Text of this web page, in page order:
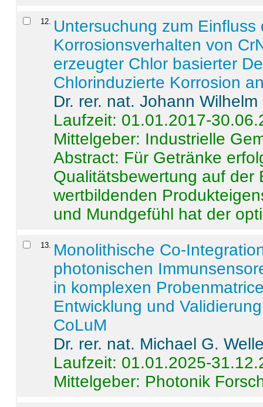
12
Untersuchung zum
Korrosionsverhalten von
erzeugter Chlor basierter
Chlorinduzierte Korrosion
Dr. rer. nat. Johann
Laufzeit: 01.01.2017-
Mittelgeber: Industrielle
Abstract: Für Getränke
Qualitätsbewertung auf der
wertbildenden
und Mundgefühl hat der
13
Monolithische Co-
photonischen
in komplexen
Entwicklung und
CoLuM
Dr. rer. nat. Michael G.
Laufzeit: 01.01.2025-
Mittelgeber: Photonik